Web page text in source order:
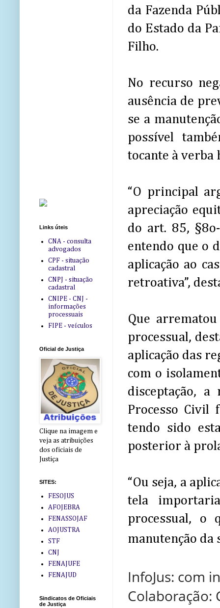
da Fazenda
do Estado da
Filho.
No recurso
ausência de
se a
possível
tocante à verba
“O principal
apreciação
do art. 85,
entendo que o
aplicação ao
retroativa”,
Que
processual,
aplicação das
com o
disceptação,
Processo Civil
tendo sido
posterior à
“Ou seja, a
tela
processual, o
manutenção da
InfoJus: com
Colaboração:
Links úteis
CNA - consulta
advogados
CPF - situação
cadastral
CNPJ - situação
cadastral
CNIPE - CNJ -
informações
processuais
FIPE - veículos
Oficial de Justiça
Clique na imagem e
veja as atribuições
dos oficiais de
Justiça
SITES:
FESOJUS
AFOJEBRA
FENASSOJAF
AOJUSTRA
STF
CNJ
FENAJUFE
FENAJUD
Sindicatos de Oficiais
de Justiça